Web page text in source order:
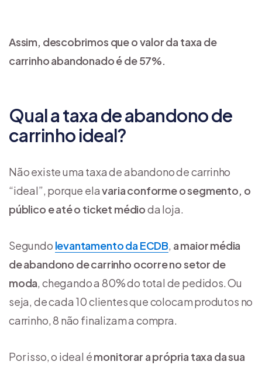
Assim, descobrimos que o valor da taxa de
carrinho abandonado é de 57%.
Qual a taxa de abandono de
carrinho ideal?
Não existe uma taxa de abandono de carrinho
“ideal”, porque elavaria conforme o segmento, o
público e até o ticket médioda loja.
Segundo levantamento da ECDB, a maior média
de abandono de carrinho ocorre no setor de
moda, chegando a 80% do total de pedidos. Ou
seja, de cada 10 clientes que colocam produtos no
carrinho, 8 não finalizam a compra.
Por isso, o ideal émonitorar a própria taxa da sua